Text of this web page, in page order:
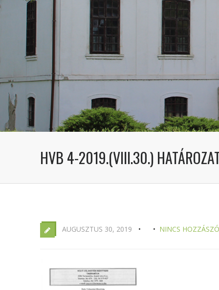
HVB 4-2019.(VIII.30.)
AUGUSZTUS 30, 2019 NINCS